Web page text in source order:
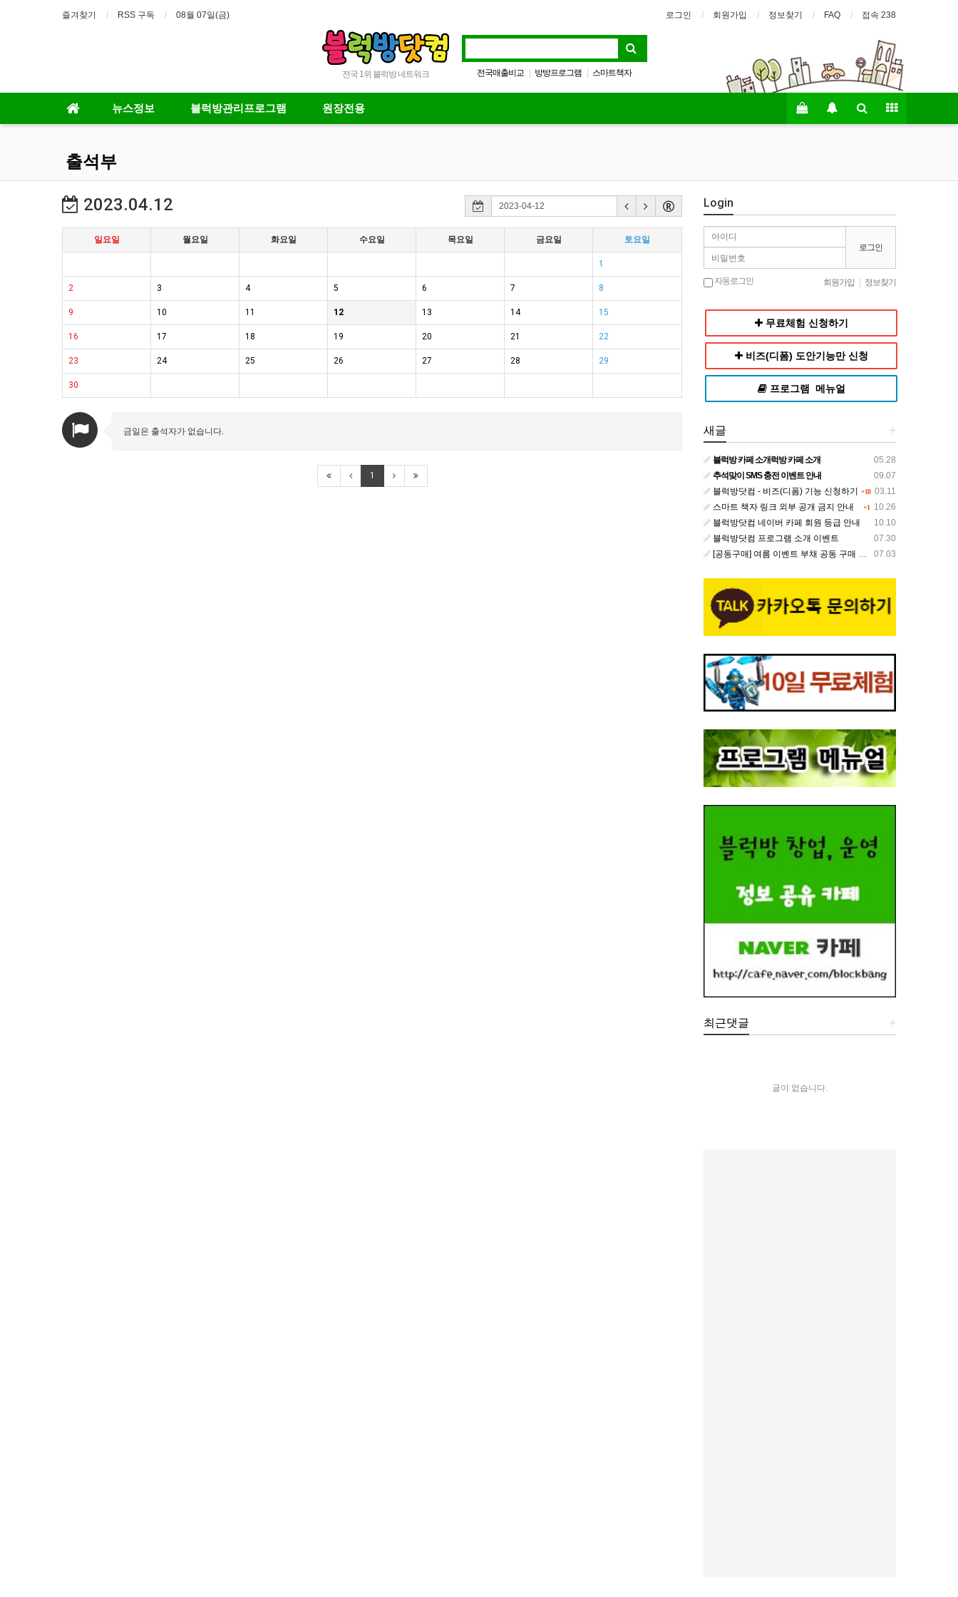
즐겨찾기 RSS 구독 08월 07일(금) 로그인 회원가입 정보찾기 FAQ 접속 238
전국 1위 블럭방 네트워크 전국매출비교 방방프로그램
스마트책자
뉴스정보 블럭방관리프로그램 원장전용
출석부
2023.04.12
일요일 월요일 화요일 수요일 목요일 금요일 토요일
1
2 3 4 5 6 7 8
9 10 11 12 13 14 15
16 17 18 19 20 21 22
23 24 25 26 27 28 29
30
금일은 출석자가 없습니다.
1
Login
로그인
자동로그인 회원가입 정보찾기
무료체험 신청하기
비즈(디폼) 도안기능만 신청
프로그램 메뉴얼
+
새글
05.28
블럭방 카페 소개럭방 카페 소개
09.07
추석맞이 SMS 충전 이벤트 안내
+18 03.11
블럭방닷컴 - 비즈(디폼) 기능 신청하기
+1 10.26
스마트 책자 링크 외부 공개 금지 안내
10.10
블럭방닷컴 네이버 카페 회원 등급 안내
07.30
블럭방닷컴 프로그램 소개 이벤트
07.03
[공동구매] 여름 이벤트 부채 공동 구매 안내
+
최근댓글
글이 없습니다.